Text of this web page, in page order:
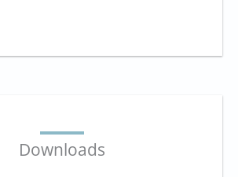
Downloads